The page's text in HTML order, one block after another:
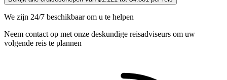
We zijn 24/7 beschikbaar om u te helpen
Neem contact op met onze deskundige reisadviseurs om uw
volgende reis te plannen